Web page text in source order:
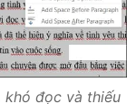
khó đọc và thiếu